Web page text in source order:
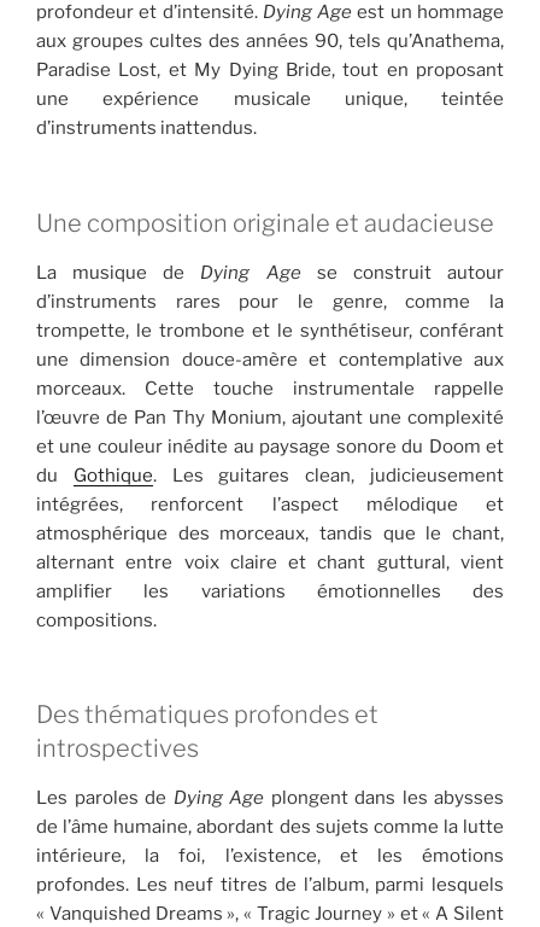
profondeur et d’intensité. Dying Age est un hommage
aux groupes cultes des années 90, tels qu’Anathema,
Paradise Lost, et My Dying Bride, tout en proposant
une expérience musicale unique, teintée
d’instruments inattendus.
Une composition originale et audacieuse
La musique de Dying Agese construit autour
d’instruments rares pour le genre, comme la
trompette, le trombone et le synthétiseur, conférant
une dimension douce-amère et contemplative aux
morceaux. Cette touche instrumentale rappelle
l’œuvre de Pan Thy Monium, ajoutant une complexité
et une couleur inédite au paysage sonore du Doom et
du Gothique. Les guitares clean, judicieusement
intégrées, renforcent l’aspect mélodique et
atmosphérique des morceaux, tandis que le chant,
alternant entre voix claire et chant guttural, vient
amplifier les variations émotionnelles des
compositions.
Des thématiques profondes et
introspectives
Les paroles de Dying Age plongent dans les abysses
de l’âme humaine, abordant des sujets comme la lutte
intérieure, la foi, l’existence, et les émotions
profondes. Les neuf titres de l’album, parmi lesquels
« Vanquished Dreams », « Tragic Journey » et « A Silent